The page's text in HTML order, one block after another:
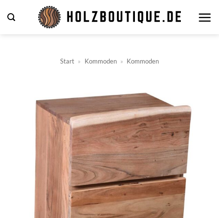
Inhalt
Start » Kommoden » Kommoden